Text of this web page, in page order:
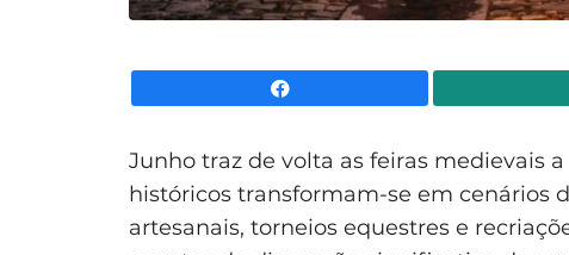
Junho traz de volta as feiras medievais
históricos transformam-se em cenários
artesanais, torneios equestres e